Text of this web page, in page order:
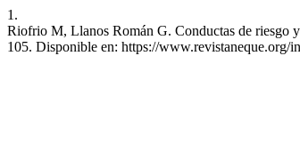
1.
Riofrio M, Llanos Román G. Conductas de riesgo
105. Disponible en: https://www.revistaneque.org/